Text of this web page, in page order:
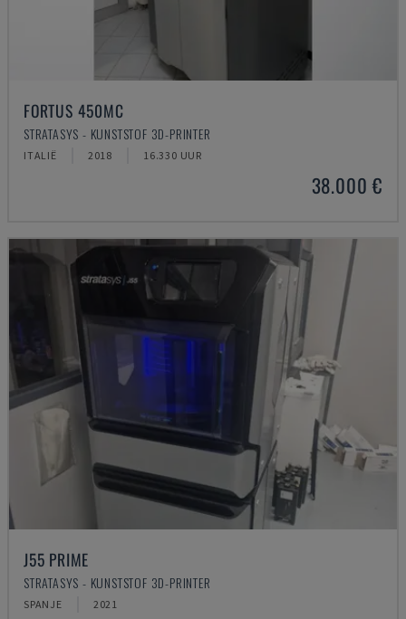
FORTUS 450MC
STRATASYS - KUNSTSTOF 3D-PRINTER
ITALIË 2018 16.330 UUR
38.000 €
J55 PRIME
STRATASYS - KUNSTSTOF 3D-PRINTER
SPANJE 2021